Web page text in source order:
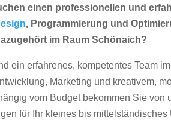
einen professionellen und
, Programmierung und
im Raum Schönaich?
ein erfahrenes, kompetentes Team
Marketing und kreativem,
vom Budget bekommen Sie von
für Ihr kleines bis mittelständisches